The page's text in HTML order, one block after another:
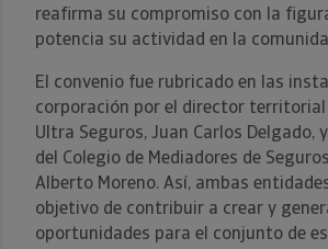
reafirma su compromiso con la
potencia su actividad en la
El convenio fue rubricado en las
corporación por el director territorial
Ultra Seguros, Juan Carlos Delgado,
del Colegio de Mediadores de
Alberto Moreno. Así, ambas
objetivo de contribuir a crear y
oportunidades para el conjunto de